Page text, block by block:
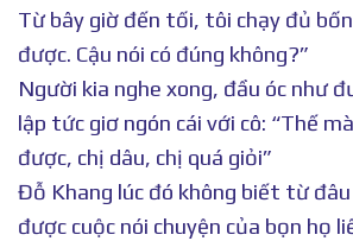
Từ bây giờ đến tối, tôi chạy đủ
được. Cậu nói có đúng không?”
Người kia nghe xong, đầu óc như
lập tức giơ ngón cái với cô: “Thế
được, chị dâu, chị quá giỏi”
Đỗ Khang lúc đó không biết từ
được cuộc nói chuyện của bọn họ